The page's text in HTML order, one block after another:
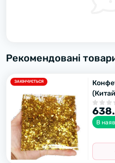
Рекомендовані
ЗАКІНЧУЄТЬСЯ
В